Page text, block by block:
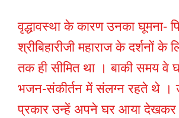
वृद्धावस्था के कारण उनका घूमना-
श्रीबिहारीजी महाराज के दर्शनों
तक ही सीमित था । बाकी समय वे
भजन-संकीर्तन में संलग्न रहते थे ।
प्रकार उन्हें अपने घर आया